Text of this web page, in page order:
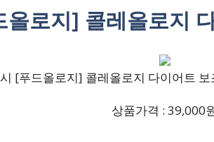
올로지] 콜레올로지
[푸드올로지] 콜레올로지 다이어트
상품가격 : 39,000